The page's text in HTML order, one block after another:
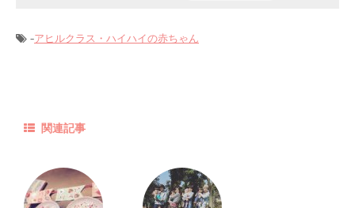
-アヒルクラス・ハイハイの赤ちゃん
関連記事